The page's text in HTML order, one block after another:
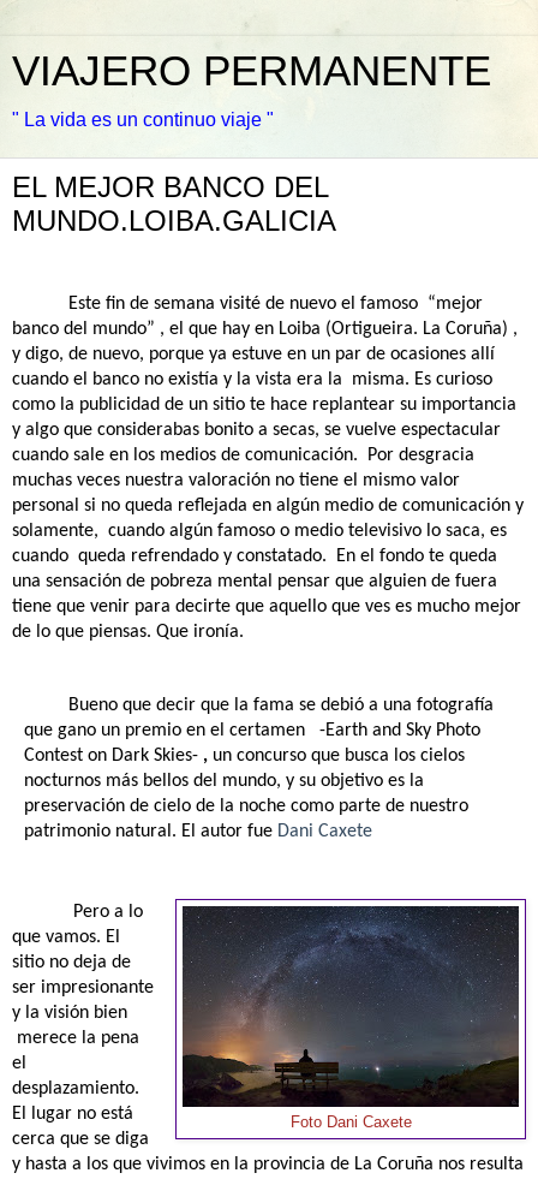
VIAJERO PERMANENTE
" La vida es un continuo viaje "
EL MEJOR BANCO DEL
MUNDO.LOIBA.GALICIA
Este fin de semana visité de nuevo el famoso “mejor
banco del mundo” , el que hay en Loiba (Ortigueira. La Coruña) ,
y digo, de nuevo, porque ya estuve en un par de ocasiones allí
cuando el banco no existía y la vista era la
misma. Es curioso
como la publicidad de un sitio te hace replantear su importancia
y algo que considerabas bonito a secas, se vuelve espectacular
cuando sale en los medios de comunicación.
Por desgracia
muchas veces nuestra valoración no tiene el mismo valor
personal si no queda reflejada en algún medio de comunicación y
solamente, cuando algún famoso o medio televisivo lo saca, es
cuando queda refrendado y constatado.
En el fondo te queda
una sensación de pobreza mental pensar que alguien de fuera
tiene que venir para decirte que aquello que ves es mucho mejor
de lo que piensas. Que ironía.
Bueno que decir que la fama se debió a unafotografía
que gano un premio en el certamen -Earth and Sky Photo
Contest on Dark Skies- , un concurso que busca los cielos
nocturnos más bellos del mundo, y su objetivo es la
preservación de cielo de la noche como parte de nuestro
patrimonio natural. El autor fue Dani Caxete
Foto Dani Caxete
Pero a lo
que vamos. El
sitio no deja de
ser impresionante
y la visión bien
merece la pena
el
desplazamiento.
El lugar no está
cerca que se diga
y hasta a los que vivimos en la provincia de La Coruña nos resulta